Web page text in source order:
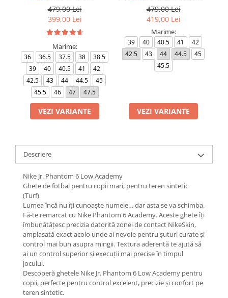
479,00 Lei
399,00 Lei
Marime:
36 36.5 37.5 38
38.5
39
40 40.5 41
42
42.5
43 44 44.5
45
45.5
46 47 47.5
VEZI VARIANTE
TF NU3
479,00 Lei
419,00 Lei
Marime:
39 40 40.5 41
42
42.5
43 44 44.5
45
45.5
VEZI VARIANTE
Descriere
Nike Jr. Phantom 6 Low Academy
Ghete de fotbal pentru copii mari, pentru teren sintetic
(Turf)
Lumea încă nu îți cunoaște numele… dar asta se va schimba.
Fă-te remarcat cu Nike Phantom 6 Academy. Aceste ghete îți
îmbunătățesc precizia datorită zonei de contact NikeSkin,
amplasată exact acolo unde ai nevoie pentru șuturi curate și
control mai bun asupra mingii. Textura aderentă te ajută să
ai un control superior și execuții mai precise în timpul
jocului.
Descoperă ghetele Nike Jr. Phantom 6 Low Academy pentru
copii, perfecte pentru control excelent, precizie și confort pe
teren sintetic.